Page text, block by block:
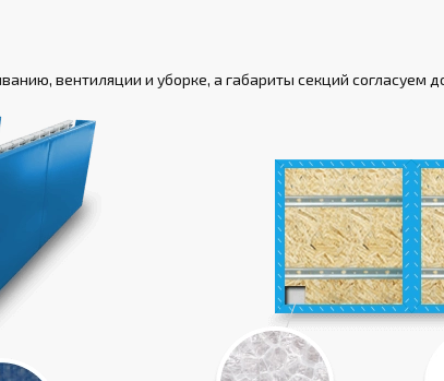
вентиляции и уборке, а габариты секций согласуем